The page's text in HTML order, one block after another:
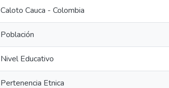
Caloto Cauca - Colombia
Población
Nivel Educativo
Pertenencia Etnica